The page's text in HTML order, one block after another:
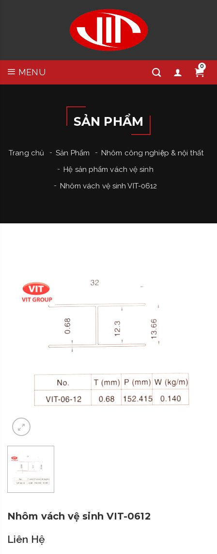
MENU
0
SẢN PHẨM
Trang chủ Sản Phẩm
Nhôm công nghiệp & nội thất
Hệ sản phẩm vách vệ sinh
Nhôm vách vệ sinh VIT-0612
Nhôm vách vệ sinh VIT-0612
Liên Hệ